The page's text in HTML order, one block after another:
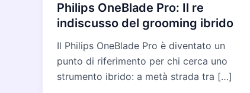
Philips OneBlade Pro: Il re
indiscusso del grooming ibrido
Il Philips OneBlade Pro è diventato un
punto di riferimento per chi cerca uno
strumento ibrido: a metà strada tra […]